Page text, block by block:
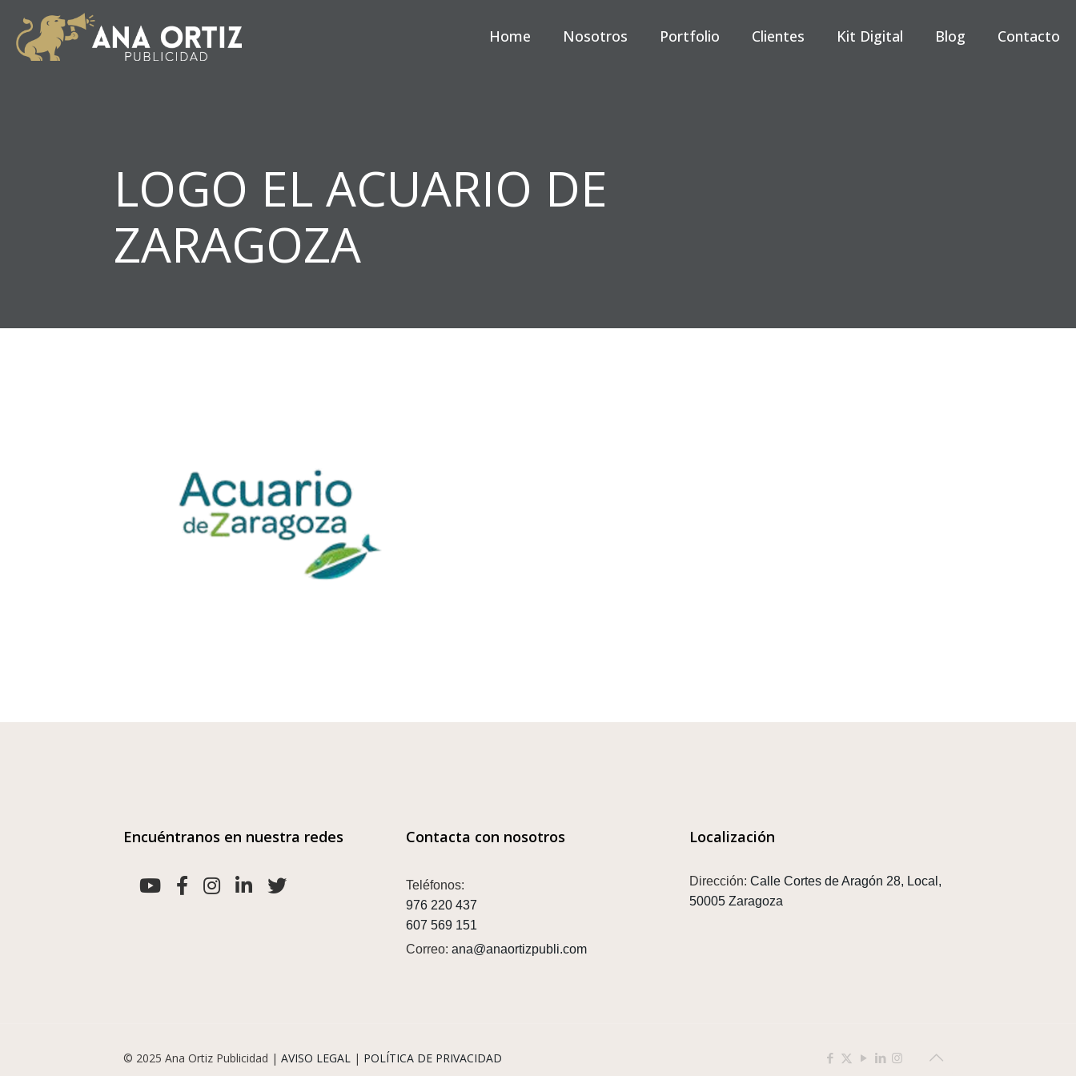
Home Nosotros Portfolio Clientes Kit Digital Blog Contacto
LOGO EL ACUARIO DE
ZARAGOZA
Encuéntranos en nuestra redes Contacta con nosotros
Teléfonos:
976 220 437
607 569 151
Correo:ana@anaortizpubli.com
Localización
Dirección: Calle Cortes de Aragón 28, Local,
50005 Zaragoza
© 2025 Ana Ortiz Publicidad | AVISO LEGAL | POLÍTICA DE PRIVACIDAD